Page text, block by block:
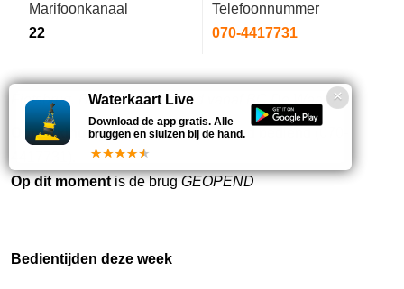
Marifoonkanaal
22
Telefoonnummer
070-4417731
Fietsbrug. Brug wordt bediend vanaf BC De Waard.
Opmerking:De brug wordt op afstand bediend (070-
Op dit momentis de brugGEOPEND
Bedientijden deze week
Waterkaart Live
Download de app gratis. Alle
bruggen en sluizen bij de hand.